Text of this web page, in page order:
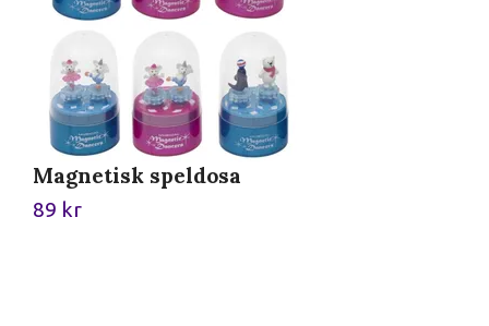
Magnetisk speldosa
89 kr